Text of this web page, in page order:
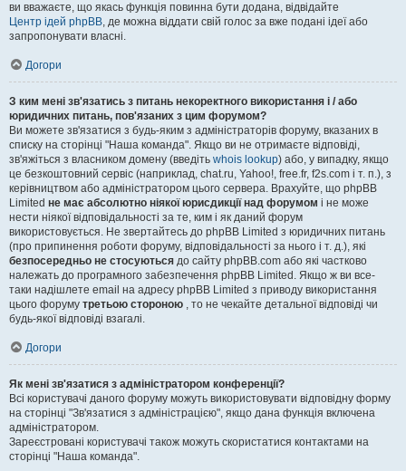
ви вважаєте, що якась функція повинна бути додана, відвідайте
Центр ідей phpBB, де можна віддати свій голос за вже подані ідеї або
запропонувати власні.
Догори
З ким мені зв'язатись з питань некоректного використання і / або
юридичних питань, пов'язаних з цим форумом?
Ви можете зв'язатися з будь-яким з адміністраторів форуму, вказаних в
списку на сторінці "Наша команда". Якщо ви не отримаєте відповіді,
зв'яжіться з власником домену (введіть whois lookup) або, у випадку, якщо
це безкоштовний сервіс (наприклад, chat.ru, Yahoo!, free.fr, f2s.com і т. п.), з
керівництвом або адміністратором цього сервера. Врахуйте, що phpBB
Limited не має абсолютно ніякої юрисдикції над форумом і не може
нести ніякої відповідальності за те, ким і як даний форум
використовується. Не звертайтесь до phpBB Limited з юридичних питань
(про припинення роботи форуму, відповідальності за нього і т. д.), які
безпосередньо не стосуються до сайту phpBB.com або які частково
належать до програмного забезпечення phpBB Limited. Якщо ж ви все-
таки надішлете email на адресу phpBB Limited з приводу використання
цього форуму третьою стороною , то не чекайте детальної відповіді чи
будь-якої відповіді взагалі.
Догори
Як мені зв'язатися з адміністратором конференції?
Всі користувачі даного форуму можуть використовувати відповідну форму
на сторінці "Зв'язатися з адміністрацією", якщо дана функція включена
адміністратором.
Зареєстровані користувачі також можуть скористатися контактами на
сторінці "Наша команда".